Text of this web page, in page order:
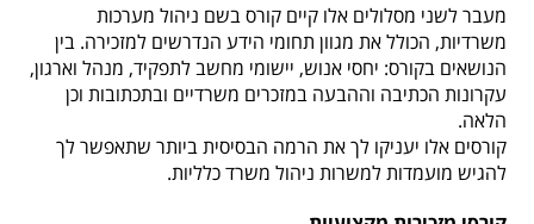
מעבר לשני מסלולים אלו קיים קורס בשם ניהול מערכות
משרדיות, הכולל את מגוון תחומי הידע הנדרשים למזכירה. בין
הנושאים בקורס: יחסי אנוש, יישומי מחשב לתפקיד, מנהל וארגון,
עקרונות הכתיבה וההבעה במזכרים משרדיים ובתכתובות וכן
הלאה.
קורסים אלו יעניקו לך את הרמה הבסיסית ביותר שתאפשר לך
להגיש מועמדות למשרות ניהול משרד כלליות.